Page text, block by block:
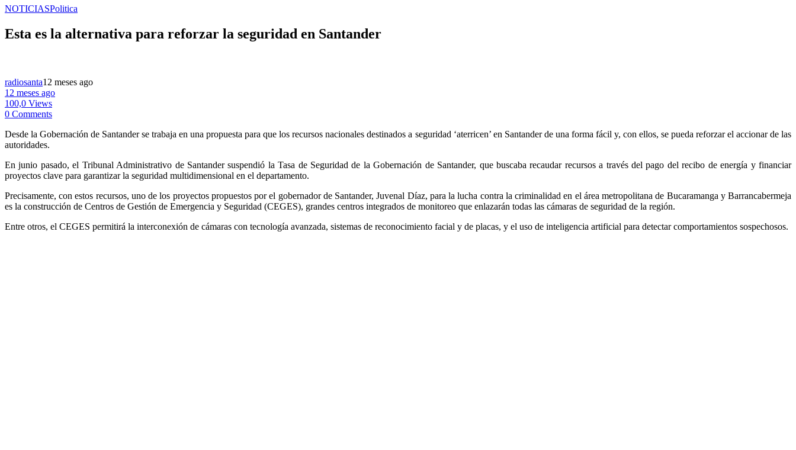
NOTICIASPolitica
Esta es la alternativa para reforzar la seguridad en Santander
radiosanta12 meses ago
12 meses ago
100,0 Views
0 Comments
Desde la Gobernación de Santander se trabaja en una propuesta para que los recursos nacionales destinados a seguridad ‘aterricen’ en Santander de una forma fácil y, con ellos, se pueda reforzar el accionar de las
autoridades.
En junio pasado, el Tribunal Administrativo de Santander suspendió la Tasa de Seguridad de la Gobernación de Santander, que buscaba recaudar recursos a través del pago del recibo de energía y financiar
proyectos clave para garantizar la seguridad multidimensional en el departamento.
Precisamente, con estos recursos, uno de los proyectos propuestos por el gobernador de Santander, Juvenal Díaz, para la lucha contra la criminalidad en el área metropolitana de Bucaramanga y Barrancabermeja
es la construcción de Centros de Gestión de Emergencia y Seguridad (CEGES), grandes centros integrados de monitoreo que enlazarán todas las cámaras de seguridad de la región.
Entre otros, el CEGES permitirá la interconexión de cámaras con tecnología avanzada, sistemas de reconocimiento facial y de placas, y el uso de inteligencia artificial para detectar comportamientos sospechosos.